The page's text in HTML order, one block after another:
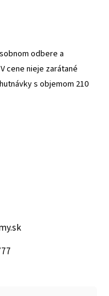
odbere a
cene nieje zarátané
s objemom 210